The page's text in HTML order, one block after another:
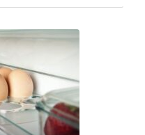
изданий,
и добавлять новые